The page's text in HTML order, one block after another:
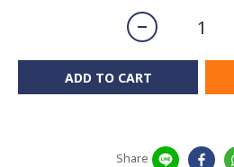
ADD TO CART
Share